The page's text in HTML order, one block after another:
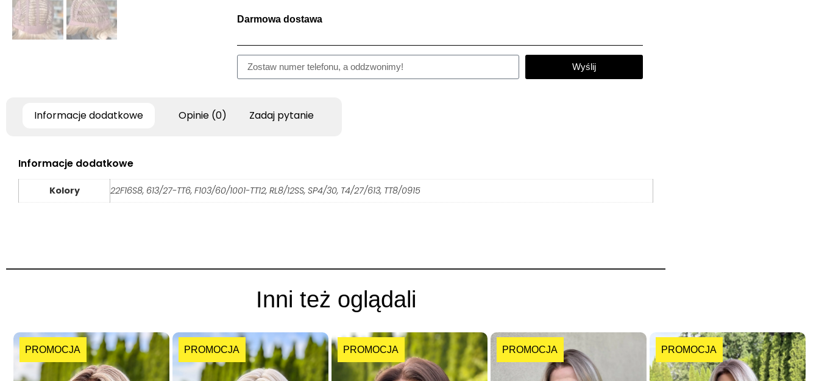
Darmowa dostawa
Wyślij
Informacje dodatkowe Opinie (0) Zadaj pytanie
Informacje dodatkowe
Kolory 22F16S8, 613/27-TT6, F103/60/1001-TT12, RL8/12SS, SP4/30, T4/27/613, TT8/0915
Inni też oglądali
PROMOCJA PROMOCJA PROMOCJA PROMOCJA PROMOCJA